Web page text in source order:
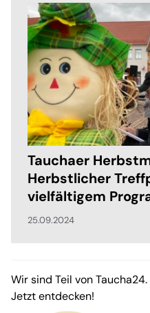
Tauchaer
Herbstlicher
vielfältigem
25.09.2024
Wir sind Teil von
Jetzt entdecken!